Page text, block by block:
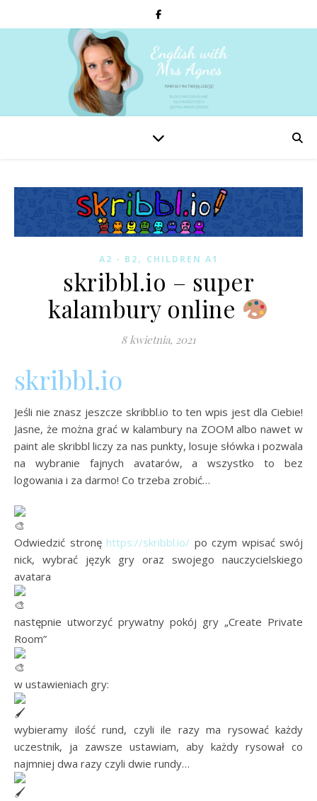
A2 - B2, CHILDREN A1
skribbl.io – super
kalambury online
8 kwietnia, 2021
skribbl.io
Jeśli nie znasz jeszcze skribbl.io to ten wpis jest dla Ciebie!
Jasne, że można grać w kalambury na ZOOM albo nawet w
paint ale skribbl liczy za nas punkty, losuje słówka i pozwala
na wybranie fajnych avatarów, a wszystko to bez
logowania i za darmo! Co trzeba zrobić…
Odwiedzić stronę https://skribbl.io/ po czym wpisać swój
nick, wybrać język gry oraz swojego nauczycielskiego
avatara
następnie utworzyć prywatny pokój gry „Create Private
Room”
w ustawieniach gry:
wybieramy ilość rund, czyli ile razy ma rysować każdy
uczestnik, ja zawsze ustawiam, aby każdy rysował co
najmniej dwa razy czyli dwie rundy…